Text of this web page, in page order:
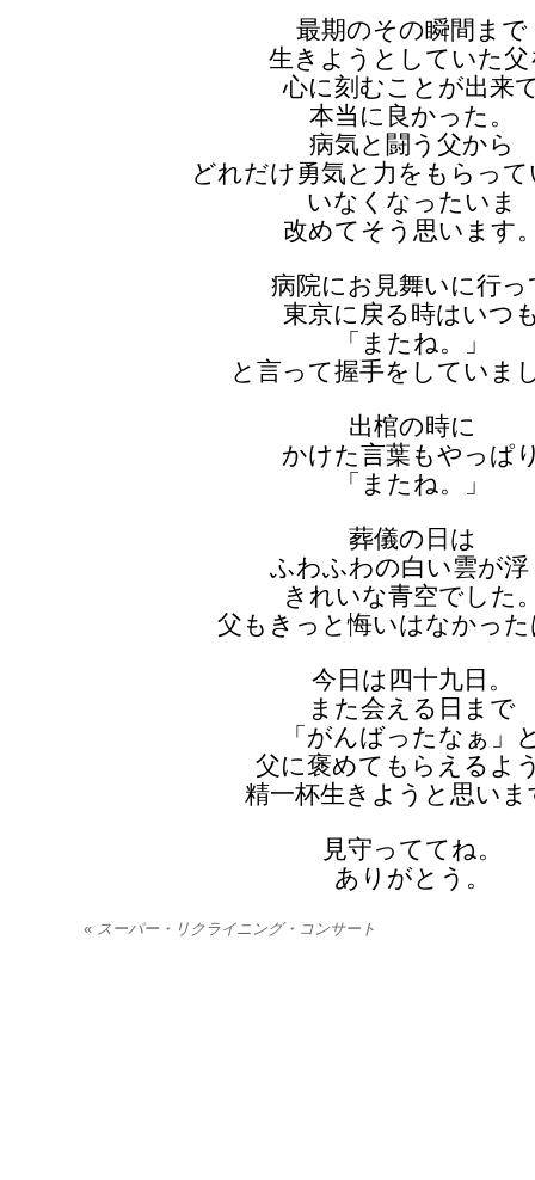
最期のその瞬間まで
生きようとしていた父
心に刻むことが出来
本当に良かった。
病気と闘う父から
どれだけ勇気と力をもらっ
いなくなったいま
改めてそう思います
病院にお見舞いに行っ
東京に戻る時はいつ
「またね。」
と言って握手をしていま
出棺の時に
かけた言葉もやっぱ
「またね。」
葬儀の日は
ふわふわの白い雲が浮
きれいな青空でした
父もきっと悔いはなかっ
今日は四十九日。
また会える日まで
「がんばったなぁ」
父に褒めてもらえるよ
精一杯生きようと思いま
見守っててね。
ありがとう。
« スーパー・リクライニング・コンサート